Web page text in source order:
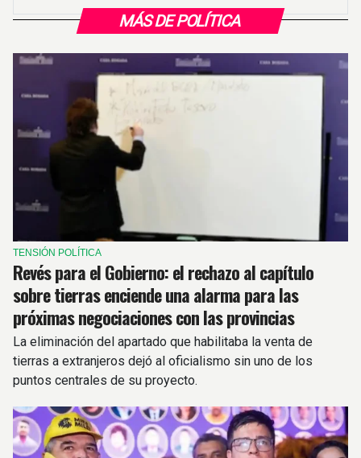
MÁS DE POLÍTICA
TENSIÓN POLÍTICA
Revés para el Gobierno: el rechazo al capítulo
sobre tierras enciende una alarma para las
próximas negociaciones con las provincias
La eliminación del apartado que habilitaba la venta de
tierras a extranjeros dejó al oficialismo sin uno de los
puntos centrales de su proyecto.